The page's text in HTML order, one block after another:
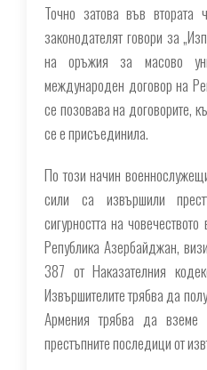
Точно затова във
законодателят говори за
на оръжия за масово
международен договор на
се позовава на договорите,
се е присъединила.
По този начин
сили са извършили
сигурността на
Република Азербайджан,
387 от Наказателния
Извършителите трябва да
Армения трябва да
престъпните последици от